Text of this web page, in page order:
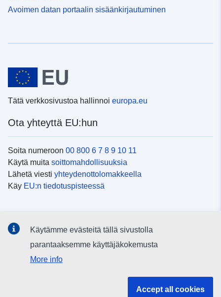
Avoimen datan portaalin sisäänkirjautuminen
Tätä verkkosivustoa hallinnoi europa.eu
Ota yhteyttä EU:hun
Soita numeroon 00 800 6 7 8 9 10 11
Käytä muita soittomahdollisuuksia
Lähetä viesti yhteydenottolomakkeella
Käy EU:n tiedotuspisteessä
sosiaalisessa mediassa
EU:n toimielimet ja muut elimet
Käytämme evästeitä tällä sivustolla
parantaaksemme käyttäjäkokemusta
More info
Accept all cookies